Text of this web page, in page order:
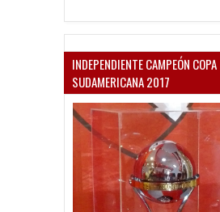
INDEPENDIENTE CAMPEÓN COPA
SUDAMERICANA 2017